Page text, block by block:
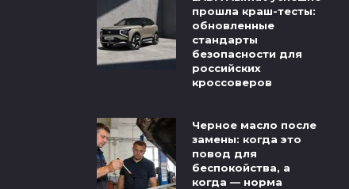
прошла краш-тесты:
обновленные
стандарты
безопасности для
российских
кроссоверов
Черное масло после
замены: когда это
повод для
беспокойства, а
когда — норма